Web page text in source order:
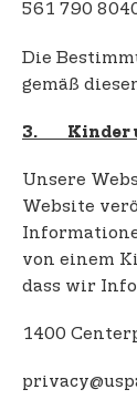
561 790
Die
gemäß
3. Kinder
Unsere
Website
von einem
dass wir
1400